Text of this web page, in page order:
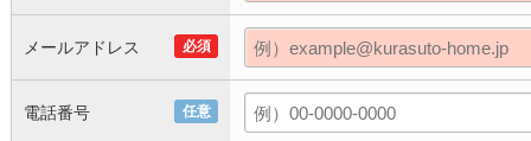
必須
メールアドレス
任意
電話番号